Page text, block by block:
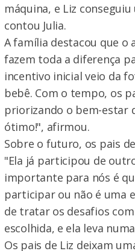
máquina, e Liz
contou Julia.
A família destacou que o
fazem toda a diferença
incentivo inicial veio da
bebê. Com o tempo, os
priorizando o bem-estar
ótimo!", afirmou.
Sobre o futuro, os pais
"Ela já participou de
importante para nós é
participar ou não é uma
de tratar os desafios
escolhida, e ela leva
Os pais de Liz deixam